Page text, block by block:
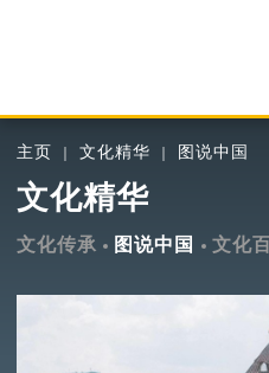
主页 文化精华 图说中国
文化精华
文化传承 图说中国 文化